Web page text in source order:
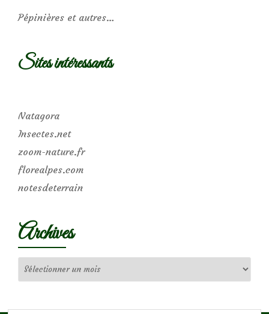
Pépinières et autres…
Sites intéressants
Natagora
Insectes.net
zoom-nature.fr
florealpes.com
notesdeterrain
Archives